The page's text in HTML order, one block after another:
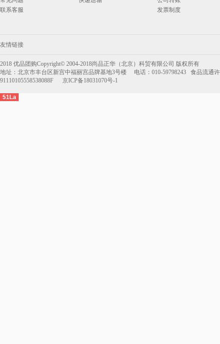
联系客服
发票制度
友情链接
2018 优品团购Copyright© 2004-2018尚品正华（北京）科贸有限公司 版权所有
地址：北京市丰台区新宫中福丽宫品牌基地3号楼 电话：010-59798243 食品流通
91110105558538088F 京ICP备18031070号-1
51La